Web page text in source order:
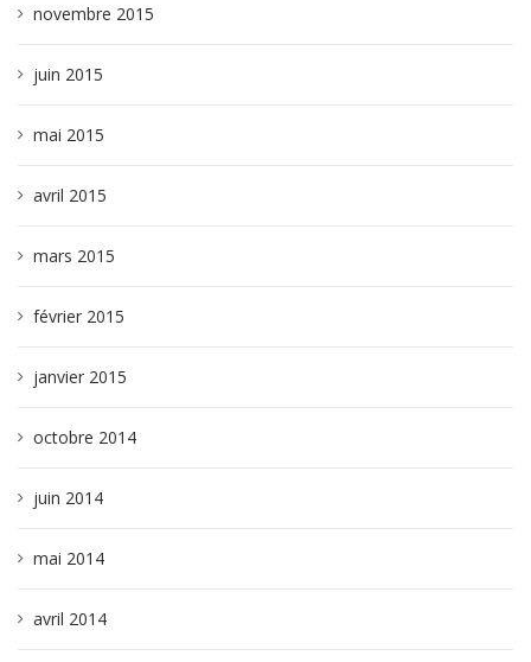
novembre 2015
juin 2015
mai 2015
avril 2015
mars 2015
février 2015
janvier 2015
octobre 2014
juin 2014
mai 2014
avril 2014